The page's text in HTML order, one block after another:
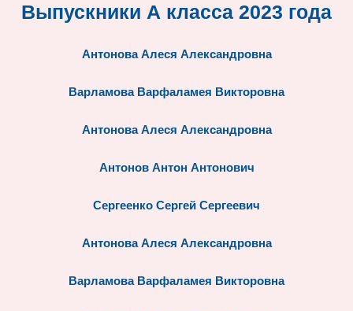
Выпускники А класса 2023 года
Антонова Алеся Александровна
Варламова Варфаламея Викторовна
Антонова Алеся Александровна
Антонов Антон Антонович
Сергеенко Сергей Сергеевич
Антонова Алеся Александровна
Варламова Варфаламея Викторовна